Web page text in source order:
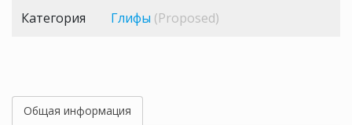
Категория Глифы (Proposed)
Общая информация